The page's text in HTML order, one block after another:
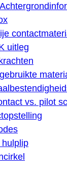
uitleg
vs. pilot
hulplip